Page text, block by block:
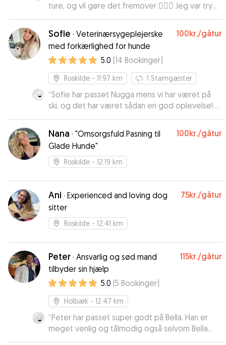
ture, og vil gøre det fremover 🐕‍🦺😋 Jeg var tryg
ved at sende Nookie på tur, med Rosalina.”
Sofie · Veterinærsygeplejerske
med forkærlighed for hunde
100kr./gåtur
5.0 (14 Bookinger)
Roskilde - 11.97 km 1 Stamgæster
“Sofie har passet Nugga mens vi har været på
ski, og det har været sådan en god oplevelse!
Nugga blev taget godt imod, og Sofie klarede
så fint det første lille “savn” af hverdag, og
sørgede for at Nugga faldt til. Vi fik løbende
opdateringer, og var helt trygge ved Sofie. Kan
klart anbefales :)”
Nana · "Omsorgsfuld Pasning til
Glade Hunde"
100kr./gåtur
Roskilde - 12.19 km
Ani · Experienced and loving dog
sitter
75kr./gåtur
Roskilde - 12.41 km
Peter · Ansvarlig og sød mand
tilbyder sin hjælp
115kr./gåtur
5.0 (5 Bookinger)
Holbæk - 12.47 km
“Peter har passet super godt på Bella. Han er
meget venlig og tålmodig også selvom Bella
gøede af nye lyde hver nat. Han har sendt